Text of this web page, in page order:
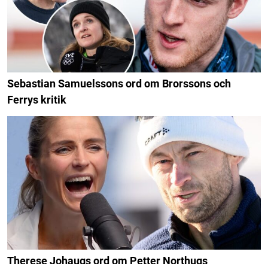
Sebastian Samuelssons ord om Brorssons och
Ferrys kritik
Therese Johaugs ord om Petter Northugs